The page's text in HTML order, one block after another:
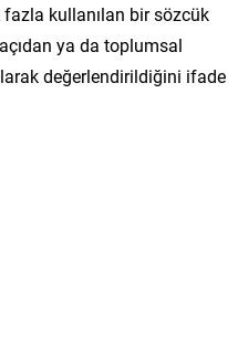
fazla kullanılan bir sözcük
ya da toplumsal
değerlendirildiğini ifade